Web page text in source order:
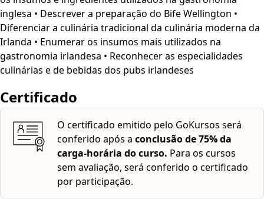
inglesa • Descrever a preparação do Bife Wellington •
Diferenciar a culinária tradicional da culinária moderna da
Irlanda • Enumerar os insumos mais utilizados na
gastronomia irlandesa • Reconhecer as especialidades
culinárias e de bebidas dos pubs irlandeses
Certificado
O certificado emitido pelo GoKursos será
conferido após a conclusão de 75% da
carga-horária do curso. Para os cursos
sem avaliação, será conferido o certificado
por participação.